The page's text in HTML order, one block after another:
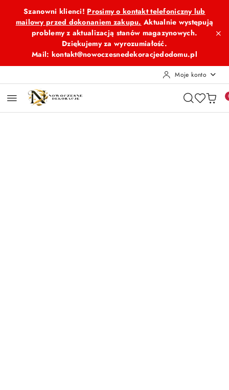
Przejdź do treści głównej
Przejdź do wyszukiwarki
Przejdź do moje konto
Przejdź do menu głównego
Przejdź do opisu produktu
Przejdź do stopki
Szanowni klienci! Prosimy o kontakt telefoniczny lub
mailowy przed dokonaniem zakupu. Aktualnie występują
problemy z aktualizacją stanów magazynowych.
Dziękujemy za wyrozumiałość.
Mail: kontakt@nowoczesnedekoracjedodomu.pl
Moje konto